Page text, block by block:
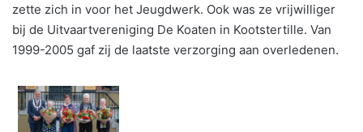
zette zich in voor het Jeugdwerk. Ook was ze vrijwilliger
bij de Uitvaartvereniging De Koaten in Kootstertille. Van
1999-2005 gaf zij de laatste verzorging aan overledenen.